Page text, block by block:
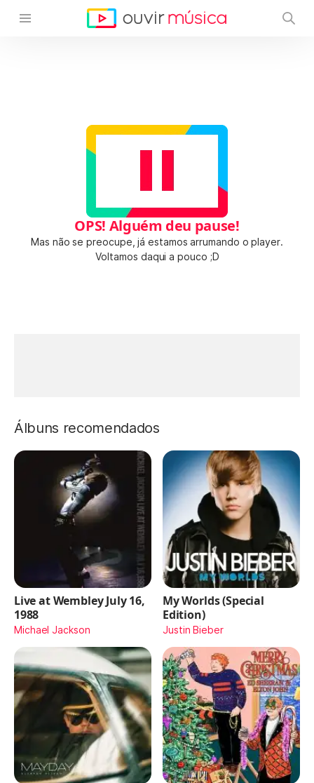
OPS! Alguém deu pause!
Mas não se preocupe, já estamos arrumando o player.
Voltamos daqui a pouco ;D
Álbuns recomendados
Live at Wembley July 16,
1988
Michael Jackson
My Worlds (Special
Edition)
Justin Bieber